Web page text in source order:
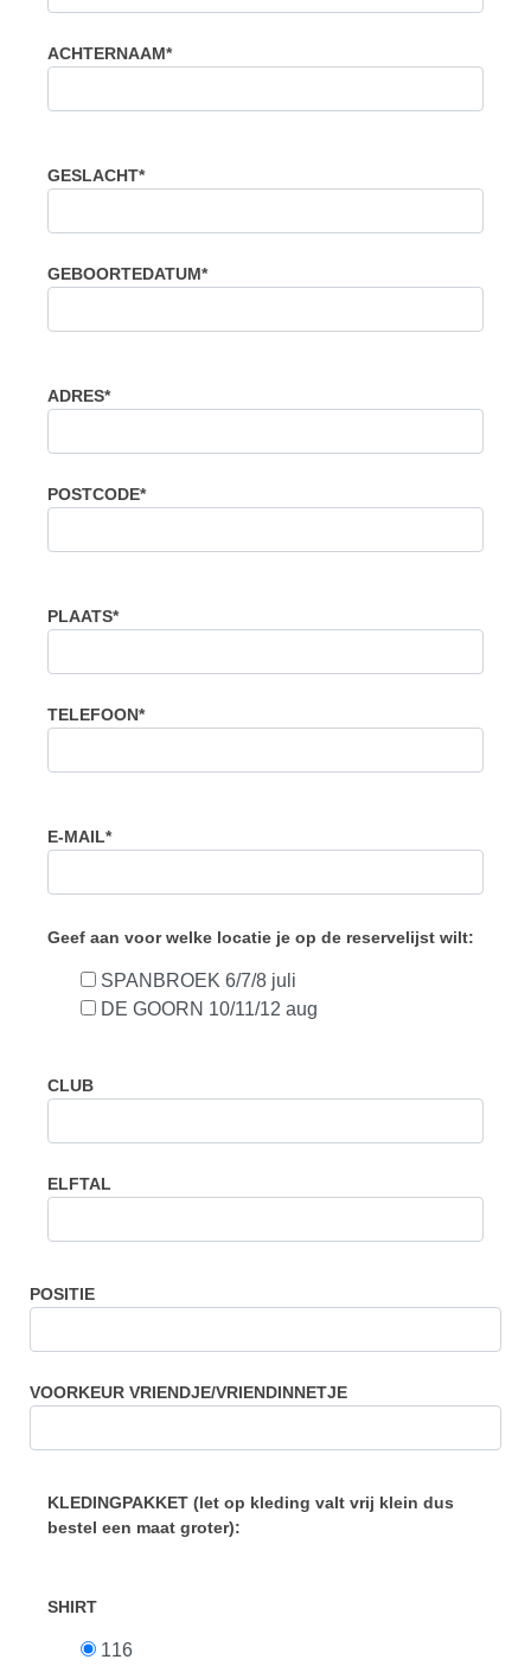
ACHTERNAAM*
GESLACHT*
GEBOORTEDATUM*
ADRES*
POSTCODE*
PLAATS*
TELEFOON*
E-MAIL*
Geef aan voor welke locatie je op de reservelijst wilt:
SPANBROEK 6/7/8 juli
DE GOORN 10/11/12 aug
CLUB
ELFTAL
POSITIE
VOORKEUR VRIENDJE/VRIENDINNETJE
KLEDINGPAKKET (let op kleding valt vrij klein dus
bestel een maat groter):
SHIRT
116